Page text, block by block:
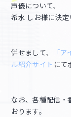
声優について、
希水 しお様に決定
併せまして、
「
ル紹介サイト にて
なお、各種配信・
おります。